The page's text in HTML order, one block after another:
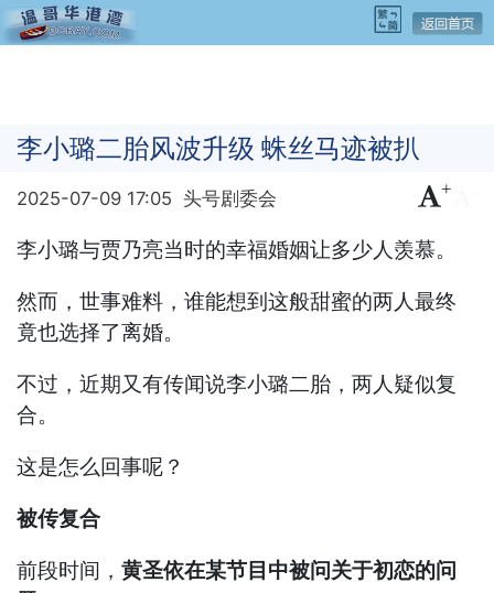
李小璐二胎风波升级 蛛丝马迹被扒
2025-07-09 17:05 头号剧委会 +
李小璐与贾乃亮当时的幸福婚姻让多少人羡慕。
然而，世事难料，谁能想到这般甜蜜的两人最终
竟也选择了离婚。
不过，近期又有传闻说李小璐二胎，两人疑似复
合。
这是怎么回事呢？
被传复合
前段时间，黄圣依在某节目中被问关于初恋的问